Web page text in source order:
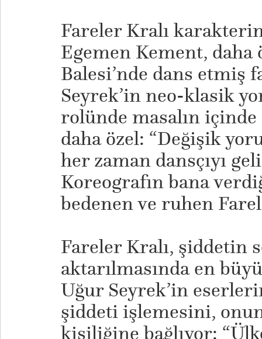
Fareler Kralı
Egemen Kement, daha
Balesi’nde dans etmiş
Seyrek’in neo-klasik
rolünde masalın
daha özel: “Değişik
her zaman dansçıyı
Koreografın bana
bedenen ve ruhen
Fareler Kralı, şiddetin
aktarılmasında en
Uğur Seyrek’in
şiddeti işlemesini,
kişiliğine bağlıyor: